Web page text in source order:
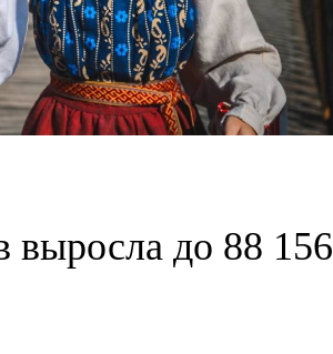
выросла до 88 156